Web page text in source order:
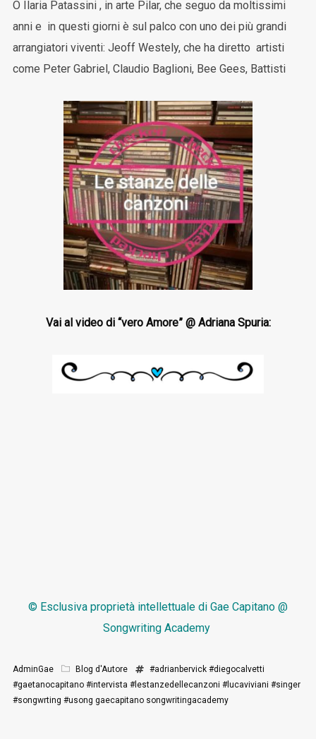
O Ilaria Patassini , in arte Pilar, che seguo da moltissimi
anni e in questi giorni è sul palco con uno dei più grandi
arrangiatori viventi: Jeoff Westely, che ha diretto artisti
come Peter Gabriel, Claudio Baglioni, Bee Gees, Battisti
Vai al video di “vero Amore” @ Adriana Spuria:
© Esclusiva proprietà intellettuale di Gae Capitano @
Songwriting Academy
AdminGae Blog d'Autore #adrianbervick #diegocalvetti
#gaetanocapitano #intervista #lestanzedellecanzoni #lucaviviani #singer
#songwrting #usong gaecapitano songwritingacademy